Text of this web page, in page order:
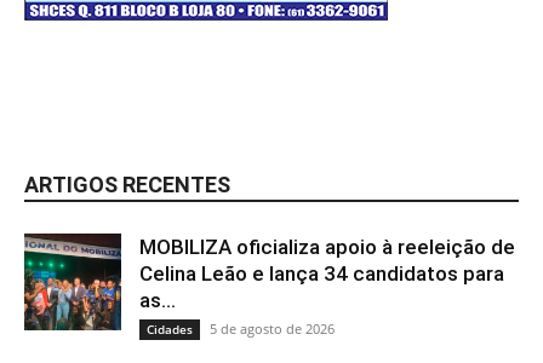
ARTIGOS RECENTES
MOBILIZA oficializa apoio à reeleição de
Celina Leão e lança 34 candidatos para
as...
Cidades 5 de agosto de 2026